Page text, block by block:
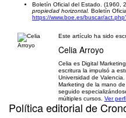
Boletín Oficial del Estado. (1960,
propiedad horizontal. Boletín
https://www.boe.es/buscar/
Este artículo ha sido
Celia Arroyo
Celia es Digital
escritura la impulsó a
Universidad de
Marketing de la mano
seguido
múltiples cursos. Ver
Política editorial de